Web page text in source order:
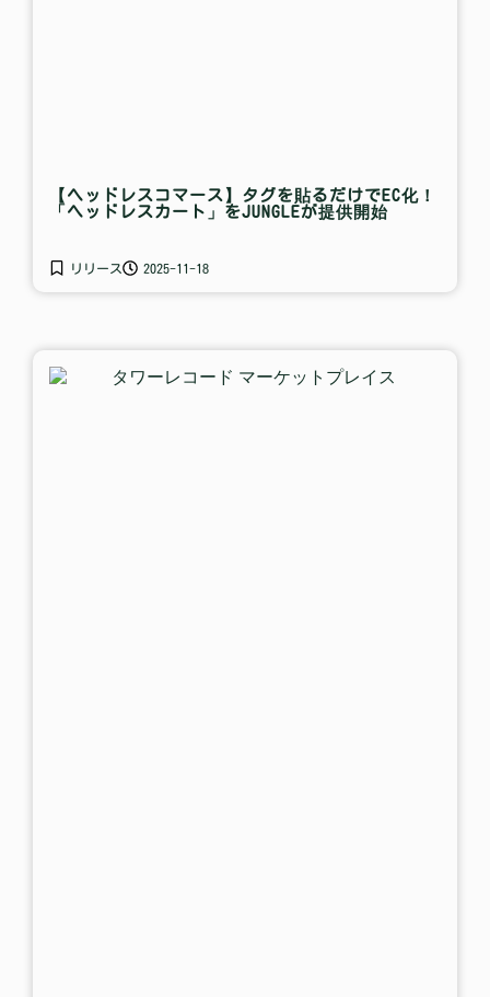
【ヘッドレスコマース】タグを貼るだけでEC化！
「ヘッドレスカート」をJUNGLEが提供開始
リリース 2025-11-18